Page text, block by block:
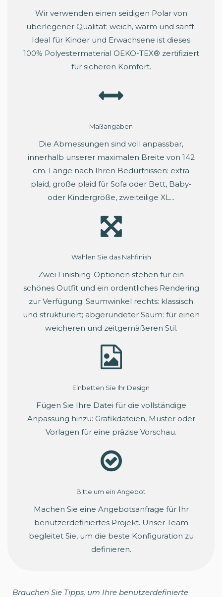
Wir verwenden einen seidigen Polar von
überlegener Qualität: weich, warm und sanft.
Ideal für Kinder und Erwachsene ist dieses
100% Polyestermaterial OEKO-TEX® zertifiziert
für sicheren Komfort.
Maßangaben
Die Abmessungen sind voll anpassbar,
innerhalb unserer maximalen Breite von 142
cm. Länge nach Ihren Bedürfnissen: extra
plaid, große plaid für Sofa oder Bett, Baby-
oder Kindergröße, zweiteilige XL...
Wählen Sie das Nähfinish
Zwei Finishing-Optionen stehen für ein
schönes Outfit und ein ordentliches Rendering
zur Verfügung: Saumwinkel rechts: klassisch
und strukturiert; abgerundeter Saum: für einen
weicheren und zeitgemäßeren Stil.
Einbetten Sie Ihr Design
Fügen Sie Ihre Datei für die vollständige
Anpassung hinzu: Grafikdateien, Muster oder
Vorlagen für eine präzise Vorschau.
Bitte um ein Angebot
Machen Sie eine Angebotsanfrage für Ihr
benutzerdefiniertes Projekt. Unser Team
begleitet Sie, um die beste Konfiguration zu
definieren.
Brauchen Sie Tipps, um Ihre benutzerdefinierte